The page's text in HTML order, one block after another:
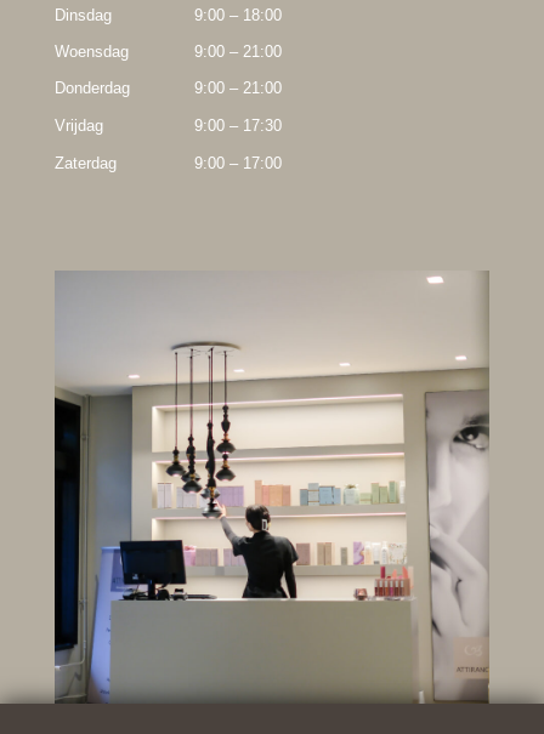
Dinsdag
9:00 – 18:00
Woensdag
9:00 – 21:00
Donderdag
9:00 – 21:00
Vrijdag 9:00 – 17:30
Zaterdag 9:00 – 17:00